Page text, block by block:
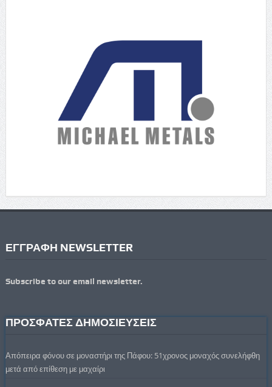
ΕΓΓΡΑΦΗ NEWSLETTER
Subscribe to our email newsletter.
ΠΡΟΣΦΑΤΕΣ ΔΗΜΟΣΙΕΥΣΕΙΣ
Απόπειρα φόνου σε μοναστήρι της Πάφου: 51χρονος μοναχός συνελήφθη
μετά από επίθεση με μαχαίρι